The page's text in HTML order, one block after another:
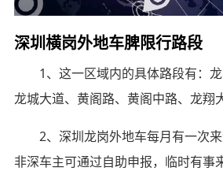
深圳横岗外地车脾限行路段
1、这一区域内的具体路段有：龙
龙城大道、黄阁路、黄阁中路、龙翔
2、深圳龙岗外地车每月有一次来
非深车主可通过自助申报，临时有事